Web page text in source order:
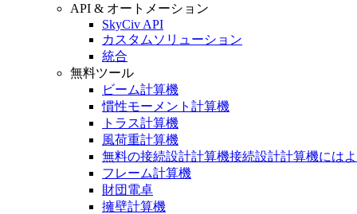
API & オートメーション
SkyCiv API
カスタムソリューション
統合
無料ツール
ビーム計算機
慣性モーメント計算機
トラス計算機
風荷重計算機
無料の接続設計計算機接続設計計算機には
フレーム計算機
財団電卓
擁壁計算機